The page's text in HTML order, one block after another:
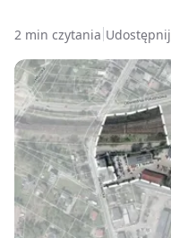
2 min czytania Udostępnij